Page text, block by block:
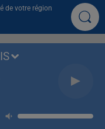
de votre région